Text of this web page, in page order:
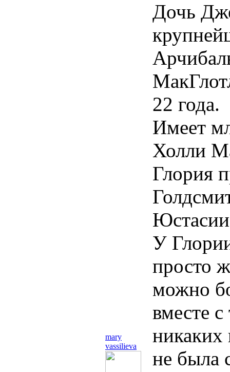
mary
vassilieva
Дочь
22 года.
Имеет
Холли
Глория
У
просто
можно
вместе
никаких
не была